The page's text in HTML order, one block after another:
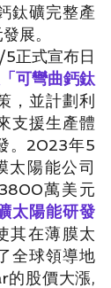
鈦礦完整產
展。
正式宣布日
可彎曲鈣鈦
，並計劃利
支援生產體
。2023年5
太陽能公司
萬美元
太陽能研發
其在薄膜太
全球領導地
的股價大漲,